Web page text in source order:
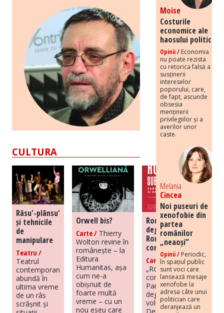
CULTURA
Râsu'-plânsu'
și tehnicile
de
manipulare
Teatru /
Teatrul
contemporan
abundă în
ultima vreme
de un râs
scrâșnit și
Orwell bis?
Carte / Thierry
Wolton revine în
românește – la
Editura
Humanitas, așa
cum ne-a
obișnuit de
foarte multă
vreme – cu un
nou eseu care
România
degenerată –
România în
comunism
Carte /
„România sub
comunism.
Paradox și
degenerare”,
volumul lui
Dennis
Moise
Costurile
economice ale
haosului politic
Opinii / Economia
nu poate rezista
cu retorica falsă a
susținerii
intereselor
poporului, care,
de fapt, ascunde
obsesia
menținerii
privilegiilor și a
averilor unor
caste.
Melania
Cincea
Noi puseuri de
xenofobie din
partea
românilor
„neaoși”
Opinii / Periodic,
în spațiul public
sunt voci care
lansează mesaje
xenofobe la
adresa câte unui
politician care
deranjează un